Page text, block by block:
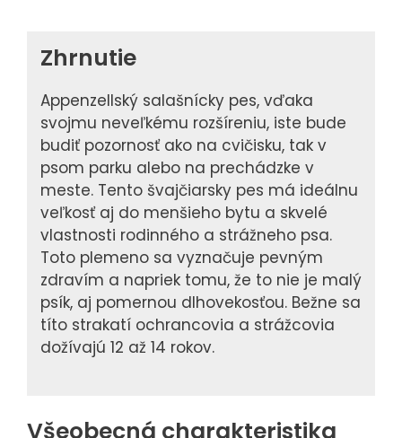
Zhrnutie
Appenzellský salašnícky pes, vďaka
svojmu neveľkému rozšíreniu, iste bude
budiť pozornosť ako na cvičisku, tak v
psom parku alebo na prechádzke v
meste. Tento švajčiarsky pes má ideálnu
veľkosť aj do menšieho bytu a skvelé
vlastnosti rodinného a strážneho psa.
Toto plemeno sa vyznačuje pevným
zdravím a napriek tomu, že to nie je malý
psík, aj pomernou dlhovekosťou. Bežne sa
títo strakatí ochrancovia a strážcovia
dožívajú 12 až 14 rokov.
Všeobecná charakteristika